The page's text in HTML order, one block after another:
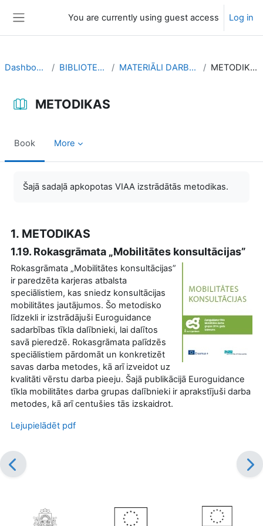
You are currently using guest access Log in
Dashboard BIBLIOTEKA MATERIĀLI DARBAM METODIKAS
METODIKAS
Book More
Šajā sadaļā apkopotas VIAA izstrādātās metodikas.
1. METODIKAS
1.19. Rokasgrāmata „Mobilitātes konsultācijas”
Rokasgrāmata „Mobilitātes konsultācijas”
ir paredzēta karjeras atbalsta
speciālistiem, kas sniedz konsultācijas
mobilitātes jautājumos. Šo metodisko
līdzekli ir izstrādājuši Euroguidance
sadarbības tīkla dalībnieki, lai dalītos
savā pieredzē. Rokasgrāmata palīdzēs
speciālistiem pārdomāt un konkretizēt
savas darba metodes, kā arī izveidot uz
kvalitāti vērstu darba pieeju. Šajā publikācijā Euroguidance
tīkla mobilitātes darba grupas dalībnieki ir aprakstījuši darba
metodes, kā arī centušies tās izskaidrot.
Lejupielādēt pdf